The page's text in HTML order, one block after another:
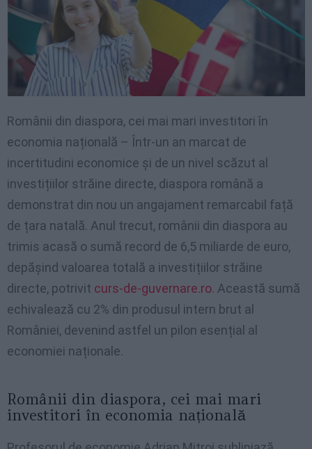
Românii din diaspora, cei mai mari investitori în
economia națională – Într-un an marcat de
incertitudini economice și de un nivel scăzut al
investițiilor străine directe, diaspora română a
demonstrat din nou un angajament remarcabil față
de țara natală. Anul trecut, românii din diaspora au
trimis acasă o sumă record de 6,5 miliarde de euro,
depășind valoarea totală a investițiilor străine
directe, potrivit curs-de-guvernare.ro. Această sumă
echivalează cu 2% din produsul intern brut al
României, devenind astfel un pilon esențial al
economiei naționale.
Românii din diaspora, cei mai mari
investitori în economia națională